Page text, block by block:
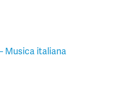
Musica italiana